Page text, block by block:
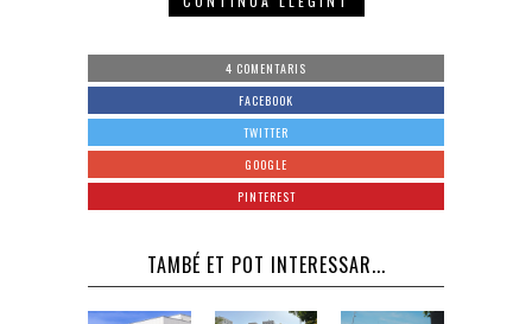
4 COMENTARIS
FACEBOOK
TWITTER
GOOGLE
PINTEREST
TAMBÉ ET POT INTERESSAR...